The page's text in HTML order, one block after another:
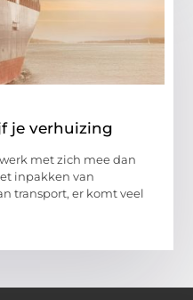
je verhuizing
met zich mee dan
inpakken van
transport, er komt veel